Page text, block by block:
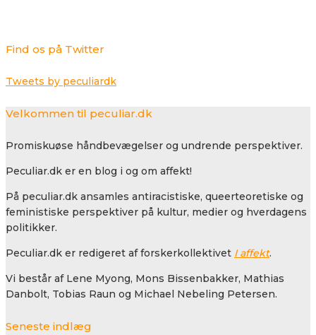
Find os på Twitter
Tweets by peculiardk
Velkommen til peculiar.dk
Promiskuøse håndbevægelser og undrende perspektiver.
Peculiar.dk er en blog i og om affekt!
På peculiar.dk ansamles antiracistiske, queerteoretiske og
feministiske perspektiver på kultur, medier og hverdagens
politikker.
Peculiar.dk er redigeret af forskerkollektivet I affekt.
Vi består af Lene Myong, Mons Bissenbakker, Mathias
Danbolt, Tobias Raun og Michael Nebeling Petersen.
Seneste indlæg